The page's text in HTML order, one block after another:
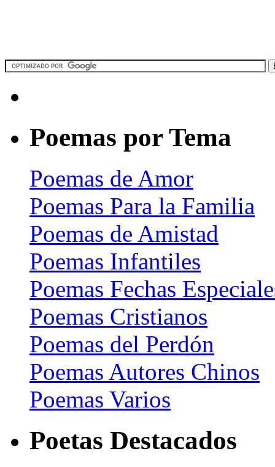
Poemas por Tema
Poemas de Amor
Poemas Para la Familia
Poemas de Amistad
Poemas Infantiles
Poemas Fechas
Poemas Cristianos
Poemas del Perdón
Poemas Autores Chinos
Poemas Varios
Poetas Destacados